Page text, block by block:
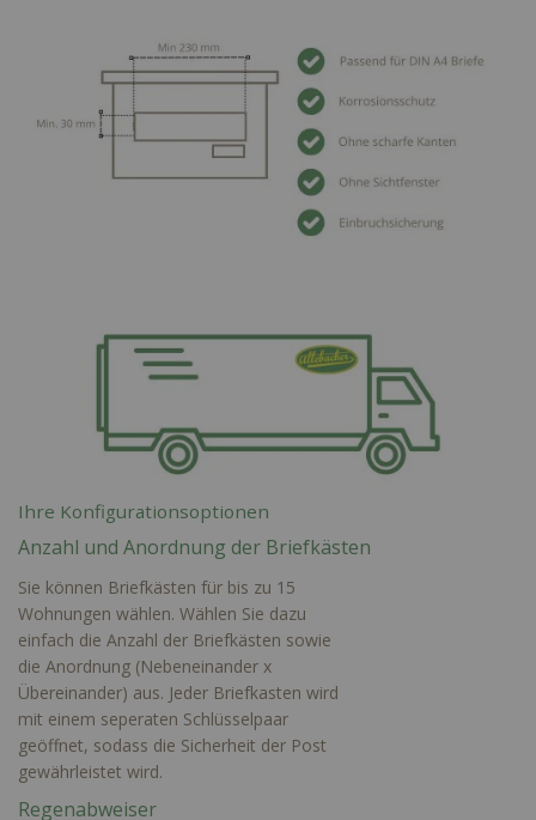
Ihre Konfigurationsoptionen
Anzahl und Anordnung der Briefkästen
Sie können Briefkästen für bis zu 15
Wohnungen wählen. Wählen Sie dazu
einfach die Anzahl der Briefkästen sowie
die Anordnung (Nebeneinander x
Übereinander) aus. Jeder Briefkasten wird
mit einem seperaten Schlüsselpaar
geöffnet, sodass die Sicherheit der Post
gewährleistet wird.
Regenabweiser